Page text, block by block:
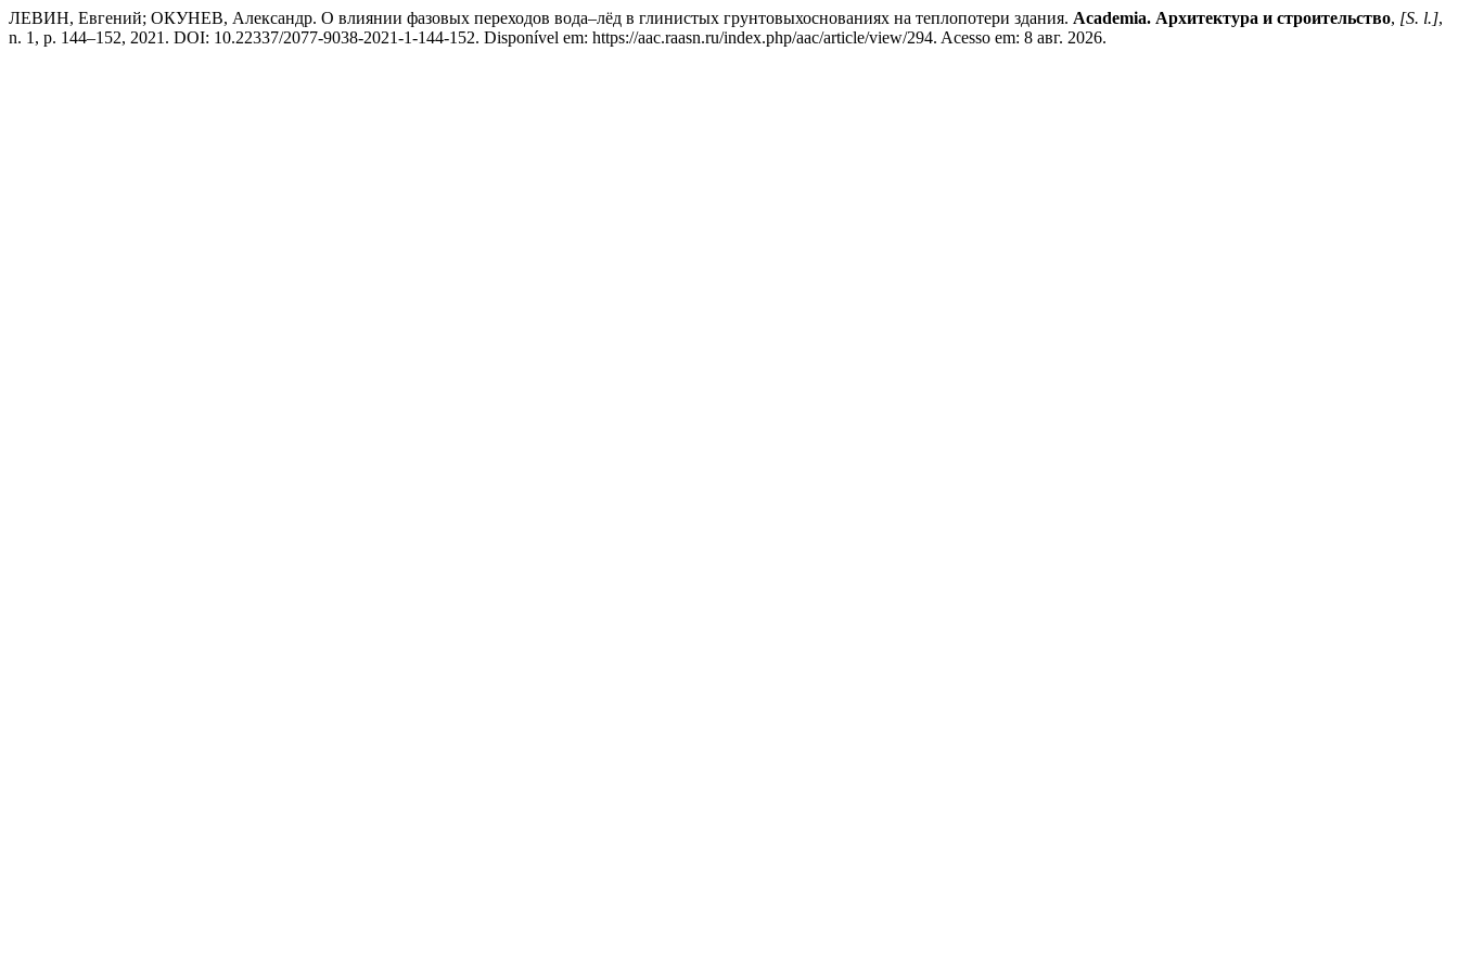
ЛЕВИН, Евгений; ОКУНЕВ, Александр. О влиянии фазовых переходов вода–лёд в глинистых грунтовыхоснованиях на теплопотери здания. Academia. Архитектура и строительство, [S. l.],
n. 1, p. 144–152, 2021. DOI: 10.22337/2077-9038-2021-1-144-152. Disponível em: https://aac.raasn.ru/index.php/aac/article/view/294. Acesso em: 8 авг. 2026.